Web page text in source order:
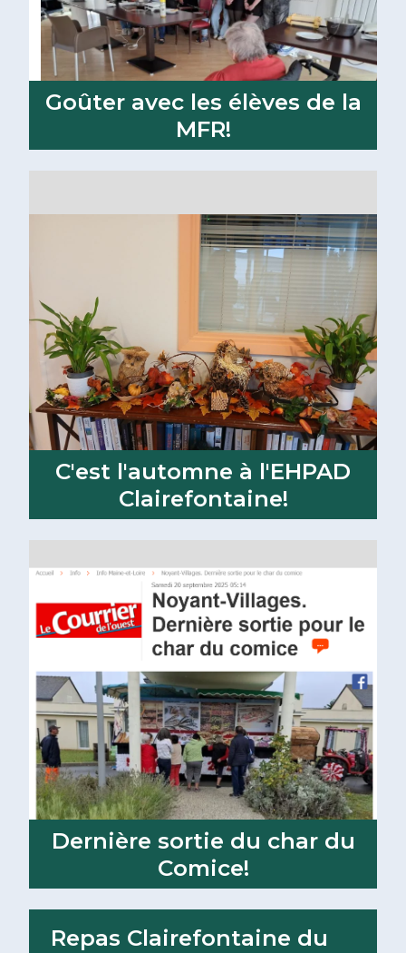
Goûter avec les élèves de la
MFR!
C'est l'automne à l'EHPAD
Clairefontaine!
Dernière sortie du char du
Comice!
Lire la suite
Repas Clairefontaine du